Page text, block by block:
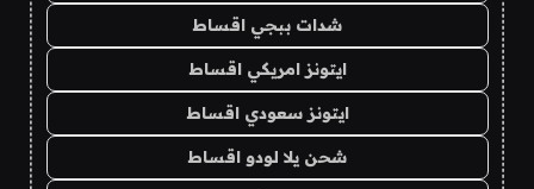
شدات ببجي اقساط
ايتونز امريكي اقساط
ايتونز سعودي اقساط
شحن يلا لودو اقساط